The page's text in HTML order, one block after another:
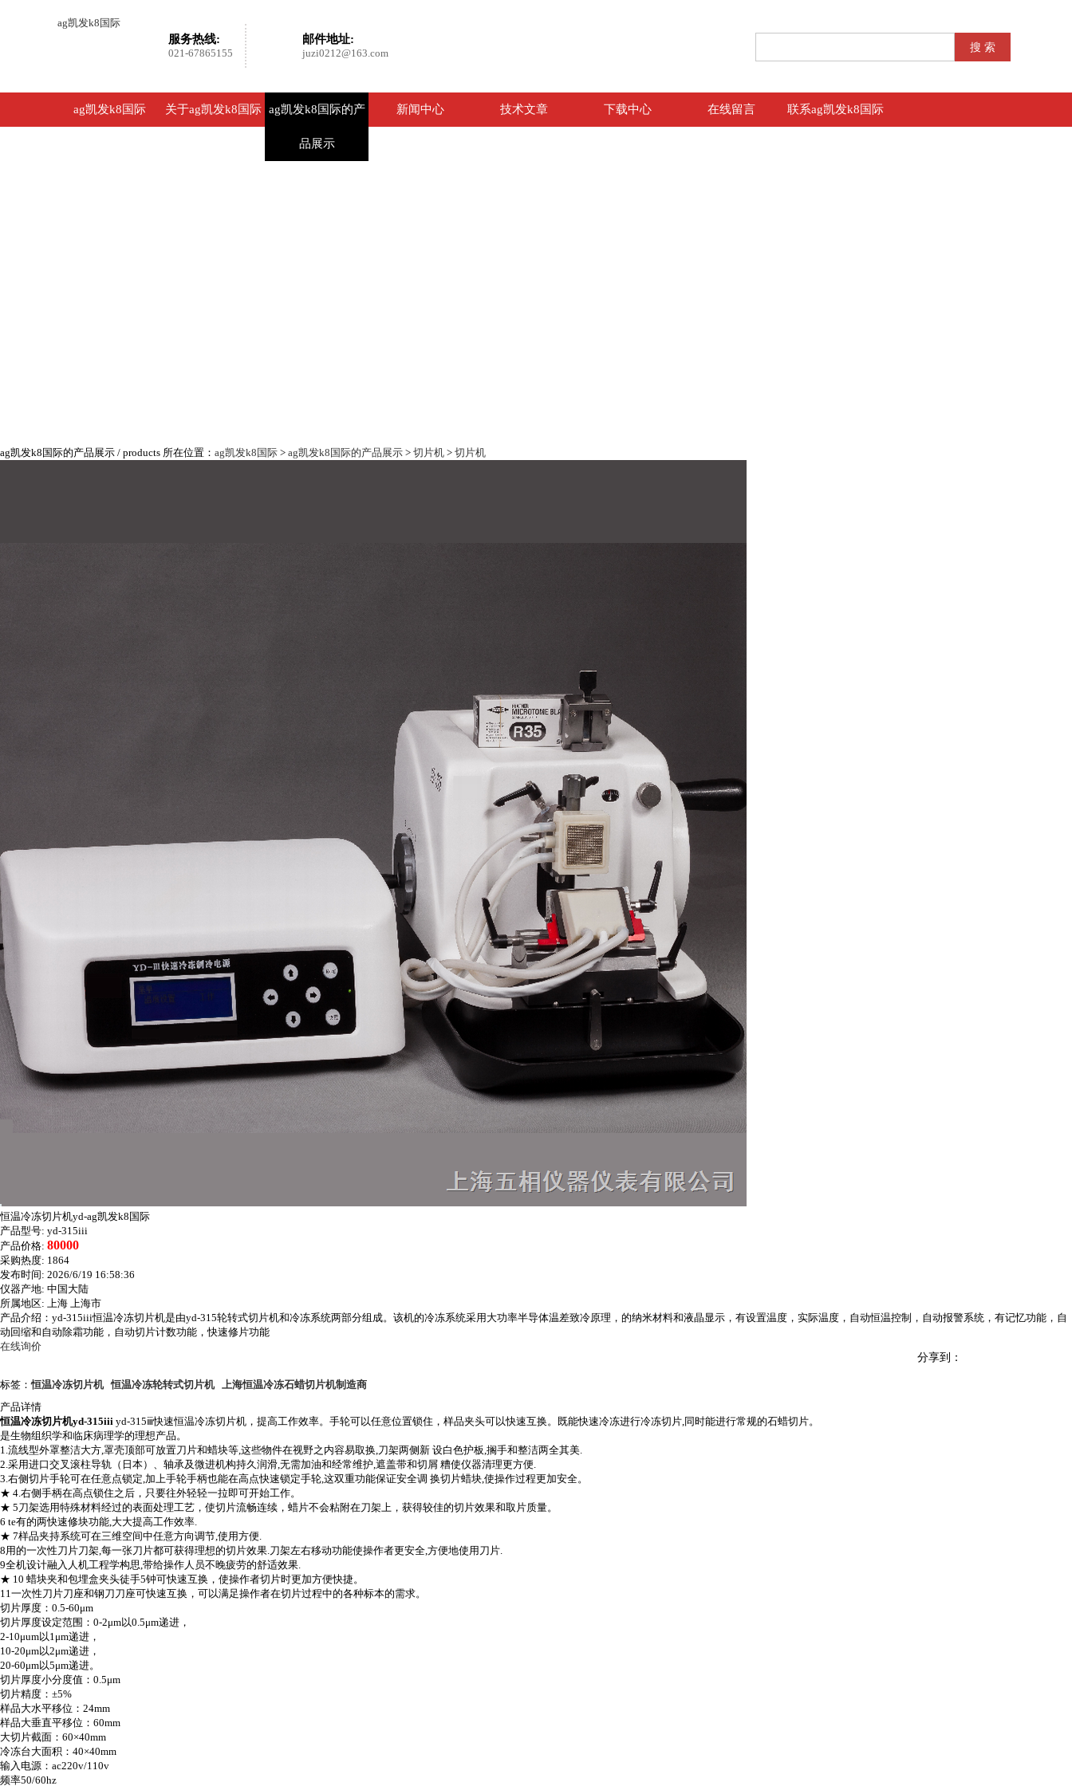
ag凯发k8国际
邮件地址:
juzi0212@163.com
服务热线:
021-67865155
ag凯发k8国际 关于ag凯发k8国际 ag凯发k8国际的产
品展示
新闻中心 技术文章 下载中心 在线留言 联系ag凯发k8国际
ag凯发k8国际的产品展示 / products 所在位置： ag凯发k8国际 > ag凯发k8国际的产品展示 > 切片机 > 切片机
恒温冷冻切片机yd-ag凯发k8国际
产品型号: yd-315iii
产品价格: 80000
采购热度: 1864
发布时间: 2026/6/19 16:58:36
仪器产地: 中国大陆
所属地区: 上海 上海市
产品介绍：yd-315iii恒温冷冻切片机是由yd-315轮转式切片机和冷冻系统两部分组成。该机的冷冻系统采用大功率半导体温差致冷原理，的纳米材料和液晶显示，有设置温度，实际温度，自动恒温控制，自动报警系统，有记忆功能，自
动回缩和自动除霜功能，自动切片计数功能，快速修片功能
在线询价
分享到：
标签：恒温冷冻切片机 恒温冷冻轮转式切片机 上海恒温冷冻石蜡切片机制造商
产品详情
恒温冷冻切片机yd-315iii yd-315ⅲ快速恒温冷冻切片机，提高工作效率。手轮可以任意位置锁住，样品夹头可以快速互换。既能快速冷冻进行冷冻切片,同时能进行常规的石蜡切片。
是生物组织学和临床病理学的理想产品。
1.流线型外罩整洁大方,罩壳顶部可放置刀片和蜡块等,这些物件在视野之内容易取换,刀架两侧新 设白色护板,搁手和整洁两全其美.
2.采用进口交叉滚柱导轨（日本）、轴承及微进机构持久润滑,无需加油和经常维护,遮盖带和切屑 糟使仪器清理更方便.
3.右侧切片手轮可在任意点锁定,加上手轮手柄也能在高点快速锁定手轮,这双重功能保证安全调 换切片蜡块,使操作过程更加安全。
★ 4.右侧手柄在高点锁住之后，只要往外轻轻一拉即可开始工作。
★ 5刀架选用特殊材料经过的表面处理工艺，使切片流畅连续，蜡片不会粘附在刀架上，获得较佳的切片效果和取片质量。
6 te有的两快速修块功能,大大提高工作效率.
★ 7样品夹持系统可在三维空间中任意方向调节,使用方便.
8用的一次性刀片刀架,每一张刀片都可获得理想的切片效果.刀架左右移动功能使操作者更安全,方便地使用刀片.
9全机设计融入人机工程学构思,带给操作人员不晚疲劳的舒适效果.
★ 10 蜡块夹和包埋盒夹头徒手5钟可快速互换，使操作者切片时更加方便快捷。
11一次性刀片刀座和钢刀刀座可快速互换，可以满足操作者在切片过程中的各种标本的需求。
切片厚度： 0.5-60μm
切片厚度设定范围： 0-2μm以0.5μm递进，
2-10μum以1μm递进，
10-20μm以2μm递进，
20-60μm以5μm递进。
切片厚度小分度值： 0.5μm
切片精度：±5%
样品大水平移位： 24mm
样品大垂直平移位： 60mm
大切片截面： 60×40mm
冷冻台大面积： 40×40mm
输入电源： ac220v/110v
频率50/60hz